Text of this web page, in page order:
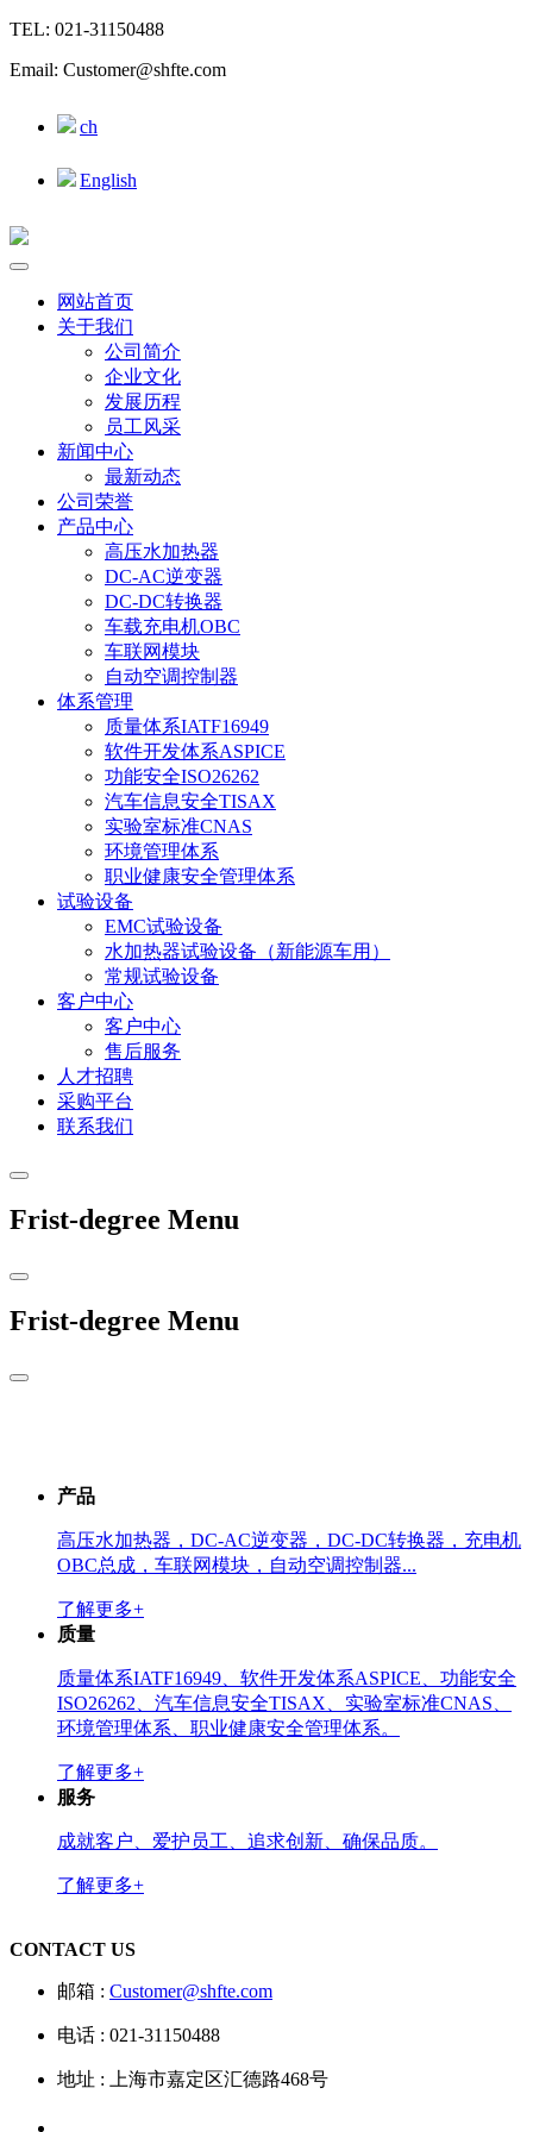
TEL: 021-31150488
Email: Customer@shfte.com
ch
English
网站首页
关于我们
公司简介
企业文化
发展历程
员工风采
新闻中心
最新动态
公司荣誉
产品中心
高压水加热器
DC-AC逆变器
DC-DC转换器
车载充电机OBC
车联网模块
自动空调控制器
体系管理
质量体系IATF16949
软件开发体系ASPICE
功能安全ISO26262
汽车信息安全TISAX
实验室标准CNAS
环境管理体系
职业健康安全管理体系
试验设备
EMC试验设备
水加热器试验设备（新能源车用）
常规试验设备
客户中心
客户中心
售后服务
人才招聘
采购平台
联系我们
Frist-degree Menu
Frist-degree Menu
产品
高压水加热器，DC-AC逆变器，DC-DC转换器，充电机
OBC总成，车联网模块，自动空调控制器...
了解更多+
质量
质量体系IATF16949、软件开发体系ASPICE、功能安全
ISO26262、汽车信息安全TISAX、实验室标准CNAS、
环境管理体系、职业健康安全管理体系。
了解更多+
服务
成就客户、爱护员工、追求创新、确保品质。
了解更多+
CONTACT US
邮箱 : Customer@shfte.com
电话 : 021-31150488
地址 : 上海市嘉定区汇德路468号